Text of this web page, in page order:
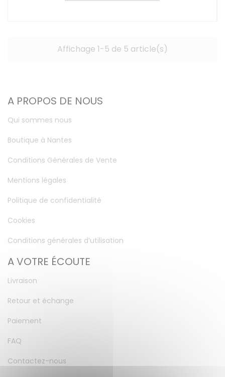
Affichage 1-5 de 5 article(s)
A PROPOS DE NOUS
Qui sommes nous
Boutique à Nantes
Conditions Générales de Vente
Mentions légales
Politique de confidentialité
Cookies
Conditions générales d’utilisation
A VOTRE ÉCOUTE
Livraison
Retour et échange
Paiement
FAQ
Contactez-nous